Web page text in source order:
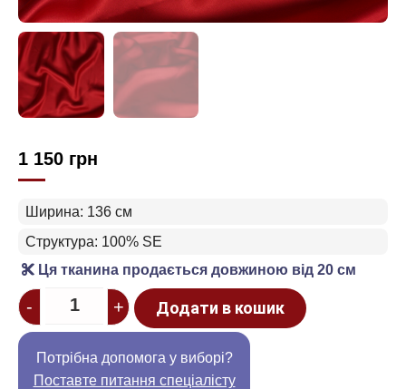
1 150 грн
Ширина: 136 см
Структура: 100% SE
Ця тканина продається довжиною від 20 см
Quantity
- + Додати в кошик
Потрібна допомога у виборі?
Поставте питання спеціалісту